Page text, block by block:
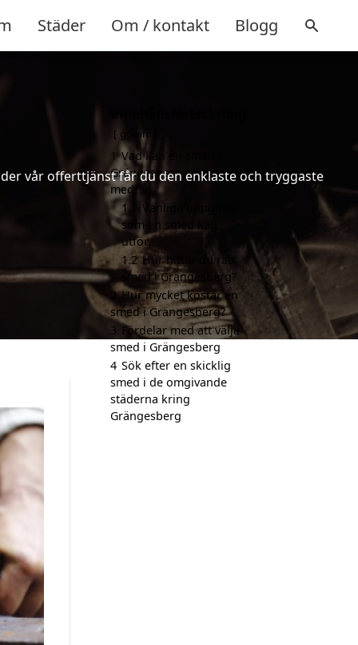
Städer Om / kontakt Blogg
vår offerttjänst får du den enklaste och tryggaste
gömma
1 Vad kan en smed i
Grängesberg hjälpa till
med?
1.1
Vanliga uppgifter
som en smed kan
utföra
1.2 Hur hittar du rätt
smed i Grängesberg?
2 Hur mycket kostar en
smed i Grängesberg?
3 Fördelar med att välja
smed i Grängesberg
4 Sök efter en skicklig
smed i de omgivande
städerna kring
Grängesberg